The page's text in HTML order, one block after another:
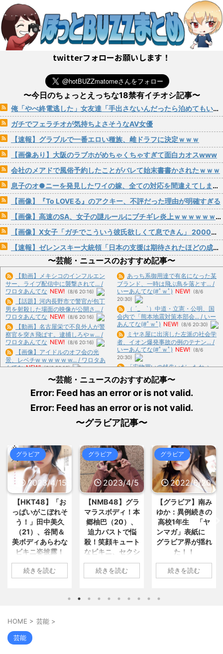
twitterフォローお願いします！
〜今日のちょっとえっちな18禁有イチオシ記事〜
俺「やべ終電逃した」女友達「手出さないんだったら泊めてもいいよ」→こうなるwww
ガチでフェラチオが気持ちよさそうなAV女優
【速報】グラブルで一番エロい種族、雌ドラフに決定ｗｗｗ
【画像あり】大阪のラブホがめちゃくちゃすぎて面白カオスwww
会社のメアドで風俗予約したことがバレて始末書書かされたｗｗｗ
息子のオ●ニーを発見したワイの嫁、全ての対応を間違えてしまう…
【画像】『To LOVEる』のアクキー、不評だった理由が明確すぎる
【画像】高速のSA、女子の謎ルールにブチギレ炎上ｗｗｗｗｗｗｗｗｗｗｗｗｗ
【画像】X女子「ガチでこういう彼氏欲しくて息できん」 2000万バズ
【速報】ゼレンスキー大統領「日本の支援は期待されたほどの成果がない」WWWWWWWWWWW
〜芸能・ニュースのおすすめ記事〜
【動画】メキシコのインフルエン
サー、ライブ配信中に襲撃されて... /
ワロタあんてな NEW! (8/6 20:16)
【話題】河内長野市で警官が包丁
男を射殺した場面の映像が公開さ... /
ワロタあんてな NEW! (8/6 20:16)
【動画】名古屋栄で不良外人が警
察官を突き飛ばす。逮捕しろやｗ... /
ワロタあんてな NEW! (8/6 20:16)
【画像】アイドルのオフ会の光
景、レベチw w w w w w... / ワロタあ
んてな NEW! (8/6 20:16)
住宅街を歩いていたら小１女児に
泣きながら抱きつかれた。鍵っ子... /
ワロタあんてな NEW! (8/6 20:16)
の鍾乳洞受付嬢www / おまとめ : お
【画像】ボスJK、撮られるwww /
【悲報】島田紳助が小林麻耶さん
を追い込んで破壊したとされる手... /
おまとめ : おすすめ NEW! (8/6 18:37)
【画像】お風呂上がりのお姉ちゃ
ん(27)、撮影したったwww / おまと
め : おすすめ NEW! (8/6 18:37)
【画像】女土方さん(21)、企画物
かと思うレベルで美人www / おまと
め : おすすめ NEW! (8/6 18:37)
【信長の野望・新生】米問屋をど
ういう時にどこに建てるのかわか... /
気になるニュースまとめアンテナ
安倍国葬たったの2.5億円に批判
してる奴らって幾らならOKな... / 気に
【悲報】乃木中３０ｔｈヒット祈
めアンテナ
(8/29 00:00)
い食べ方。そして雪美と食べる... / 気
になるニュースまとめアンテナ
あっち系御用達で有名になった某
ブランド、一時は飛ぶ鳥を落とす... /
いーあんてな(#ﾟｗﾟ) NEW! (8/6
20:30)
（ ´_ゝ`）中道・立憲・公明、国
会内で「熊本地震対策本部会... / いー
あんてな(#ﾟｗﾟ) NEW! (8/6 20:30)
ミヤネ屋に出演した左派の社会学
者、イオン爆発事故の例のテナン... /
いーあんてな(#ﾟｗﾟ) NEW! (8/6
20:30)
「安物買いの銭失いだったねぇ」
とインドネシア高速鉄道の最終処... /
いーあんてな(#ﾟｗﾟ)
20:30)
マ脚本家が不快感、「何度もクマ... /
20:30)
5chまとめMAP(総合) NEW!
(8/6
20:21)
【驚愕】日本製鉄が謎の爆上げ!!
一体何が起きているのか?? / 5chまと
めMAP(総合)
NEW! (8/6 20:19)
劇団員やってる友達からたまにチ
ケット買わされるから見に行くん... /
5chまとめMAP(総合) NEW! (8/6
19:27)
【アニメ】『ヤニねこ』の喫煙や
覚醒剤の注射シーン、青少年への... /
5chまとめMAP(総合) NEW! (8/6
19:17)
北朝鮮、弾道ミサイル発射 EEZ
外に落下 / 5chまとめMAP(総
合)
(8/6 18:15)
ゅーすなう！ まとめアンテナ
〜芸能・ニュースのおすすめ記事〜
Error: Feed has an error or is not valid.
Error: Feed has an error or is not valid.
〜グラビア記事〜
4/15
】「お
こぼれそ
田中美久
、谷間＆
あらわな
姿披露！
ちいすぎ
の声殺到
田中美久
月8日、自
を更
を読む
グラビア
2023/4/5
【NMB48】グラ
マラスボディ！本
郷柚巴（20）、
迫力バストで悩
殺！笑顔キュート
なビキニ、セクシ
ーニット、ランジ
ェリー姿披露
2023/04/01(土)
NMB48の本郷柚巴
続きを読む
グラビア
2022/6/20
【グラビア】南み
ゆか：異例続きの
高校1年生 「ヤ
ンマガ」表紙に
グラビア界が揺れ
1: 名無しさん
2022/06/20(月)
続きを読む
グラビ
【速報
川翔子
2位 8
ランジ
トほか
最高
い“しょ
HOME > 芸能 >
芸能